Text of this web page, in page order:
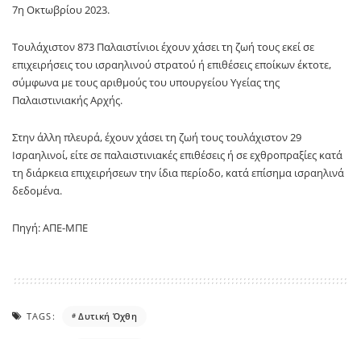
7η Οκτωβρίου 2023.
Τουλάχιστον 873 Παλαιστίνιοι έχουν χάσει τη ζωή τους εκεί σε
επιχειρήσεις του ισραηλινού στρατού ή επιθέσεις εποίκων έκτοτε,
σύμφωνα με τους αριθμούς του υπουργείου Υγείας της
Παλαιστινιακής Αρχής.
Στην άλλη πλευρά, έχουν χάσει τη ζωή τους τουλάχιστον 29
Ισραηλινοί, είτε σε παλαιστινιακές επιθέσεις ή σε εχθροπραξίες κατά
τη διάρκεια επιχειρήσεων την ίδια περίοδο, κατά επίσημα ισραηλινά
δεδομένα.
Πηγή: ΑΠΕ-ΜΠΕ
TAGS: Δυτική Όχθη